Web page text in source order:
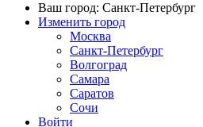
Ваш город: Санкт-Петербург
Изменить город
Москва
Санкт-Петербург
Волгоград
Самара
Саратов
Сочи
Войти